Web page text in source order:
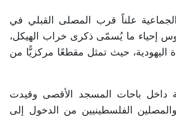
علناً قرب المصلى القبلي في
إحياء ما يُسمّى ذكرى خراب الهيكل،
اليهودية، حيث تمثل مقطعًا مركزيًّا من
داخل باحات المسجد الأقصى وقيدت
الفلسطينيين من الدخول إلى